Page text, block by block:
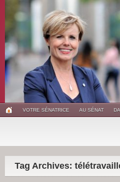
VOTRE SÉNATRICE AU SÉNAT
Tag Archives: